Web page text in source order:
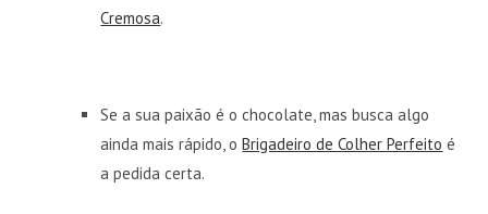
Cremosa.
Se a sua paixão é o chocolate, mas busca algo
ainda mais rápido, oBrigadeiro de Colher Perfeito é
a pedida certa.